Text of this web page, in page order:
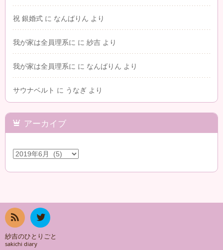
祝 銀婚式 に なんばりん より
我が家は全員理系に に 紗吉 より
我が家は全員理系に に なんばりん より
サウナベルト に うなぎ より
アーカイブ
ア
カ
RSS twit
紗吉のひとりごと
sakichi diary